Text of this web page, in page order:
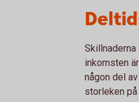
Skillnaderna
inkomsten
någon del
storleken